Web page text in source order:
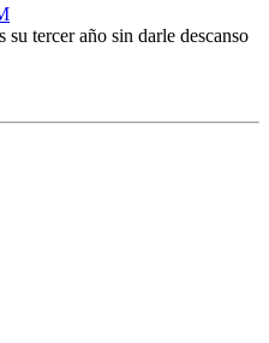
tercer año sin darle descanso